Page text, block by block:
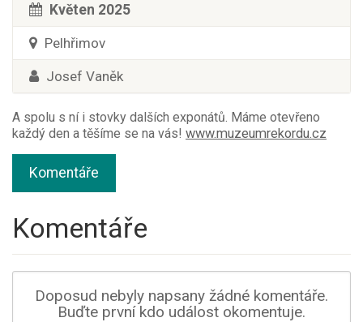
Květen 2025
Pelhřimov
Josef Vaněk
A spolu s ní i stovky dalších exponátů. Máme otevřeno
každý den a těšíme se na vás! www.muzeumrekordu.cz
Komentáře
Komentáře
Doposud nebyly napsany žádné komentáře.
Buďte první kdo událost okomentuje.